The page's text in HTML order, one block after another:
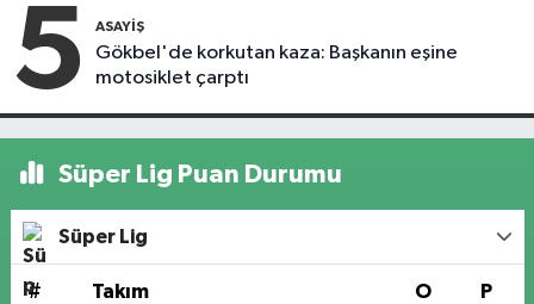
5 ASAYIŞ
Gökbel'de korkutan kaza: Başkanın eşine
motosiklet çarptı
Süper Lig Puan Durumu
Süper Lig
# Takım O P